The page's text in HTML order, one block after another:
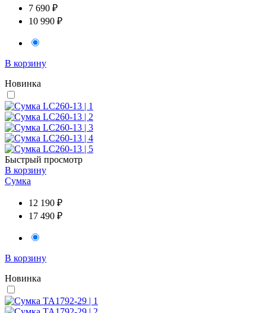
7 690 ₽
10 990 ₽
В корзину
Новинка
Быстрый просмотр
В корзину
Сумка
12 190 ₽
17 490 ₽
В корзину
Новинка